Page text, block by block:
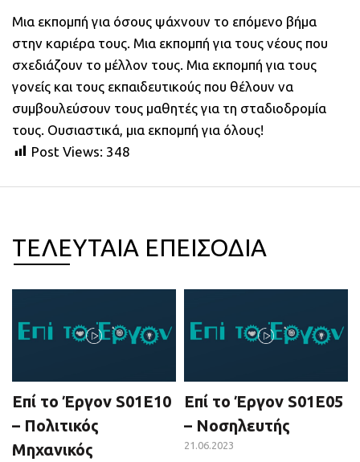
Μια εκπομπή για όσους ψάχνουν το επόμενο βήμα
στην καριέρα τους. Μια εκπομπή για τους νέους που
σχεδιάζουν το μέλλον τους. Μια εκπομπή για τους
γονείς και τους εκπαιδευτικούς που θέλουν να
συμβουλεύσουν τους μαθητές για τη σταδιοδρομία
τους. Ουσιαστικά, μια εκπομπή για όλους!
Post Views: 348
ΤΕΛΕΥΤΑΙΑ ΕΠΕΙΣΟΔΙΑ
Επί το Έργον S01E10
– Πολιτικός
Μηχανικός
Επί το Έργον S01E05
– Νοσηλευτής
21.06.2023